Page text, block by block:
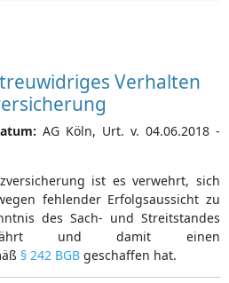
Verhalten
AG Köln, Urt. v. 04.06.2018 -
ist es verwehrt, sich
fehlender Erfolgsaussicht zu
des Sach- und Streitstandes
und damit einen
§ 242 BGBgeschaffen hat.